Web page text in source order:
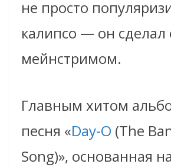
не просто
калипсо — он сделал
мейнстримом.
Главным хитом
песня «Day-O (The
Song)», основанная на